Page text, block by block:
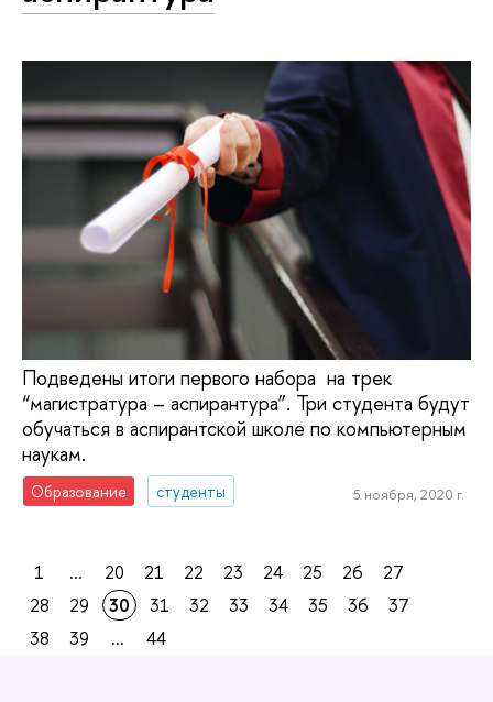
Подведены итоги первого набора на трек
“магистратура – аспирантура”. Три студента будут
обучаться в аспирантской школе по компьютерным
наукам.
Образование студенты 5 ноября, 2020 г.
1 ... 20 21 22 23 24 25 26
27
28
29 30 31 32 33 34 35 36
37
38
39 ... 44